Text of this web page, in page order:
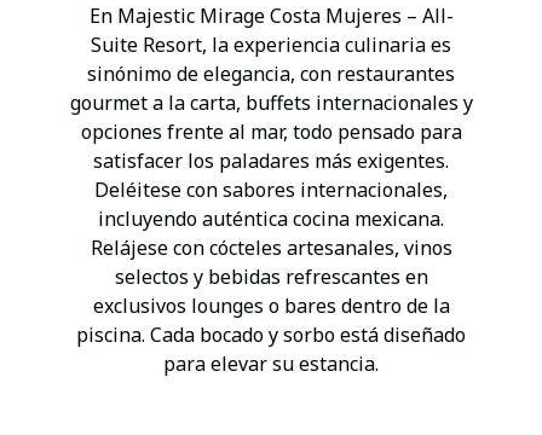
En Majestic Mirage Costa Mujeres – All-
Suite Resort, la experiencia culinaria es
sinónimo de elegancia, con restaurantes
gourmet a la carta, buffets internacionales y
opciones frente al mar, todo pensado para
satisfacer los paladares más exigentes.
Deléitese con sabores internacionales,
incluyendo auténtica cocina mexicana.
Relájese con cócteles artesanales, vinos
selectos y bebidas refrescantes en
exclusivos lounges o bares dentro de la
piscina. Cada bocado y sorbo está diseñado
para elevar su estancia.